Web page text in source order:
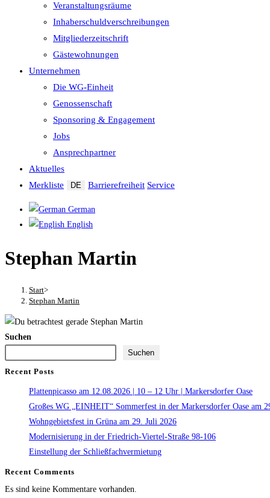
Veranstaltungsräume
Inhaberschuld­verschreibungen
Mitgliederzeitschrift
Gästewohnungen
Unternehmen
Die WG-Einheit
Genossenschaft
Sponsoring & Engagement
Jobs
Ansprechpartner
Aktuelles
Merkliste
DE Barrierefreiheit Service
German
English
Stephan Martin
Start>
Stephan Martin
Suchen
Suchen
Recent Posts
Plattenpicasso am 12.08.2026 | 10 – 12 Uhr | Markersdorfer Oase
Großes WG „EINHEIT“ Sommerfest in der Markersdorfer Oase am
Wohngebietsfest in Grüna am 29. Juli 2026
Modernisierung in der Friedrich-Viertel-Straße 98-106
Einstellung der Schließfachvermietung
Recent Comments
Es sind keine Kommentare vorhanden.